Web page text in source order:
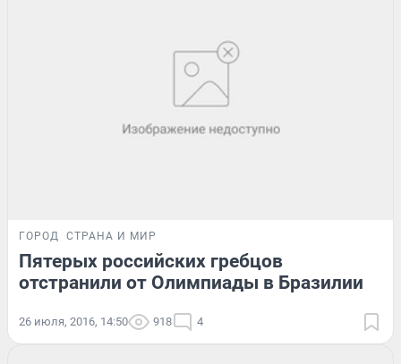
ГОРОД СТРАНА И МИР
Пятерых российских гребцов
отстранили от Олимпиады в Бразилии
26 июля, 2016, 14:50 918 4